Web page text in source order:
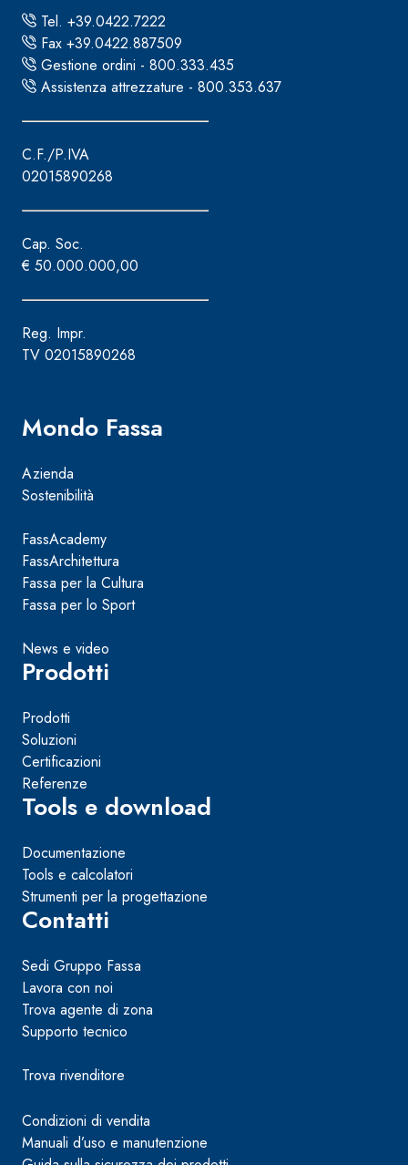
Tel. +39.0422.7222
Fax +39.0422.887509
Gestione ordini - 800.333.435
Assistenza attrezzature - 800.353.637
C.F./P.IVA
02015890268
Cap. Soc.
€ 50.000.000,00
Reg. Impr.
TV 02015890268
Mondo Fassa
Azienda
Sostenibilità
FassAcademy
FassArchitettura
Fassa per la Cultura
Fassa per lo Sport
News e video
Prodotti
Prodotti
Soluzioni
Certificazioni
Referenze
Tools e download
Documentazione
Tools e calcolatori
Strumenti per la progettazione
Contatti
Sedi Gruppo Fassa
Lavora con noi
Trova agente di zona
Supporto tecnico
Trova rivenditore
Condizioni di vendita
Manuali d’uso e manutenzione